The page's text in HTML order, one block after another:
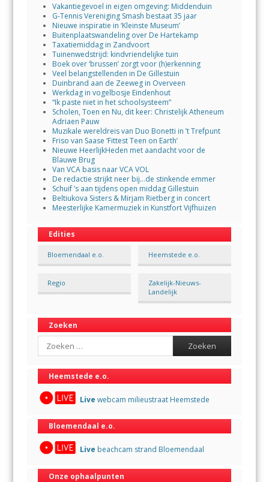
Vakantiegevoel in eigen omgeving: Middenduin
G-Tennis Vereniging Smash bestaat 35 jaar
Nieuwe inspiratie in ‘Kleinste Museum’
Buitenplaatswandeling over De Hartekamp
Taxatiemiddag in Zandvoort
Tuinenwedstrijd: kindvriendelijke tuin
Boek over ‘brussen’ zorgt voor (h)erkenning
Veel belangstellenden in De Gillestuin
Duinbrand aan de Zeeweg in Overveen
Werkdag in vogelbosje Eindenhout
“Ik paste niet in het schoolsysteem”
Scholen, Toen en Nu, dit keer: Christelijk Atheneum
Adriaen Pauw
Muzikale wereldreis van Duo Bonetti in ’t Trefpunt
Friso van Saase ‘Fittest Teen on Earth’
Nieuwe HeerlijkHeden met aandacht voor de
Blauwe Brug
Van VCA basis naar VCA VOL
De redactie strijkt neer bij…de stinkende emmer
Schuif ’s aan tijdens open middag Gillestuin
Beltiukova Sisters & Mirjam Rietberg in concert
Meesterlijke Kamermuziek in Kunstfort Vijfhuizen
Edities
Bloemendaal e.o. Heemstede e.o.
Regio
Zakelijk-Nieuws-
Landelijk
Zoeken
Search
Heemstede e.o.
Live webcam milieustraat Heemstede
Bloemendaal e.o.
Live beachcam strand Bloemendaal
Onze ophaalpunten